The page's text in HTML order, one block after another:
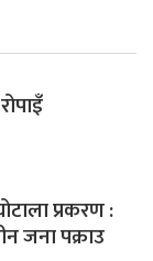
प्रकरण :
जना पक्राउ